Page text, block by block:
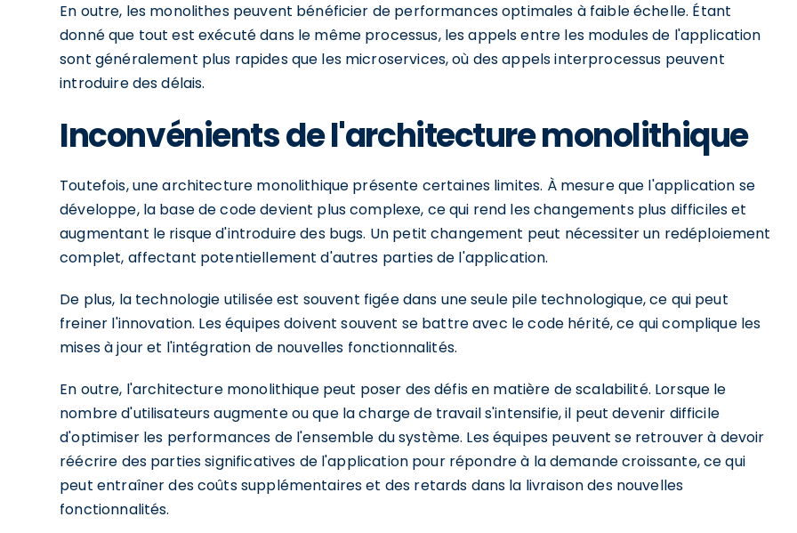
En outre, les monolithes peuvent bénéficier de performances optimales à faible échelle. Étant
donné que tout est exécuté dans le même processus, les appels entre les modules de l'application
sont généralement plus rapides que les microservices, où des appels interprocessus peuvent
introduire des délais.
Inconvénients de l'architecture monolithique
Toutefois, une architecture monolithique présente certaines limites. À mesure que l'application se
développe, la base de code devient plus complexe, ce qui rend les changements plus difficiles et
augmentant le risque d'introduire des bugs. Un petit changement peut nécessiter un redéploiement
complet, affectant potentiellement d'autres parties de l'application.
De plus, la technologie utilisée est souvent figée dans une seule pile technologique, ce qui peut
freiner l'innovation. Les équipes doivent souvent se battre avec le code hérité, ce qui complique les
mises à jour et l'intégration de nouvelles fonctionnalités.
En outre, l'architecture monolithique peut poser des défis en matière de scalabilité. Lorsque le
nombre d'utilisateurs augmente ou que la charge de travail s'intensifie, il peut devenir difficile
d'optimiser les performances de l'ensemble du système. Les équipes peuvent se retrouver à devoir
réécrire des parties significatives de l'application pour répondre à la demande croissante, ce qui
peut entraîner des coûts supplémentaires et des retards dans la livraison des nouvelles
fonctionnalités.